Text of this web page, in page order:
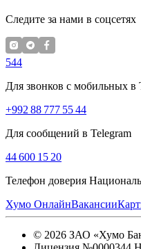
Следите за нами в соцсетях
544
Для звонков с мобильных в
+992 88 777 55 44
Для сообщений в Telegram
44 600 15 20
Телефон доверия
Хумо ОнлайнВакансии
© 2026 ЗАО «Хумо